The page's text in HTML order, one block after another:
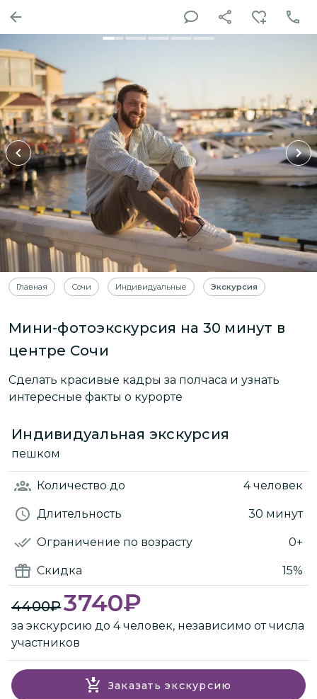
Главная Сочи Индивидуальные Экскурсия
Мини-фотоэкскурсия на 30 минут в
центре Сочи
Сделать красивые кадры за полчаса и узнать
интересные факты о курорте
Индивидуальная экскурсия
пешком
Количество до 4 человек
Длительность 30 минут
Ограничение по возрасту 0+
Скидка 15%
4400₽3740₽
за экскурсию до 4 человек, независимо от числа
участников
Заказать экскурсию